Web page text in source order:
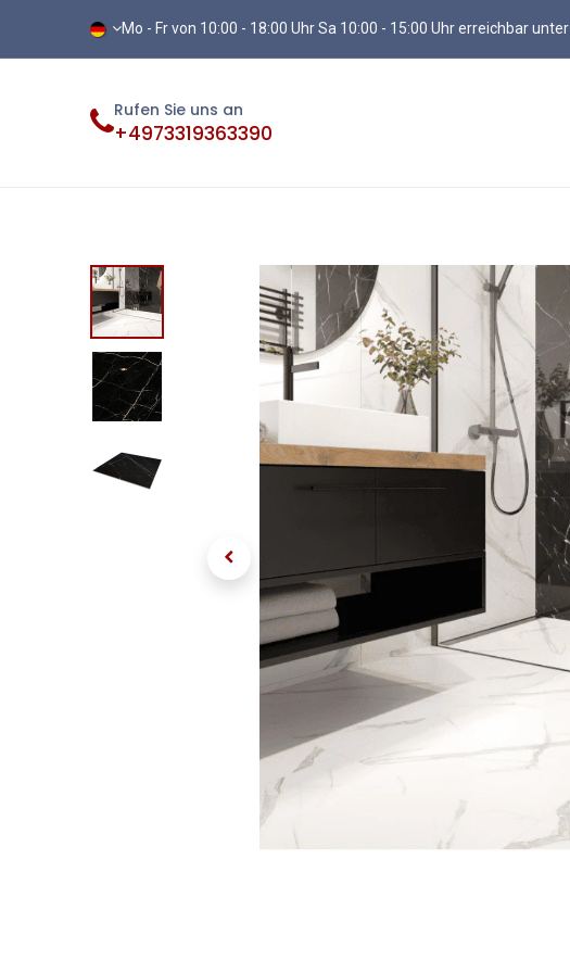
Mo - Fr von 10:00 - 18:00 Uhr Sa 10:00 - 15:00 Uhr erreichbar unter
Rufen Sie uns an
+4973319363390